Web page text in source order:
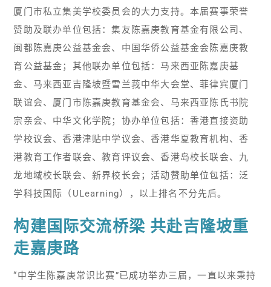
厦门市私立集美学校委员会的大力支持。本届赛事荣誉
赞助及联办单位包括：集友陈嘉庚教育基金有限公司、
闽都陈嘉庚公益基金会、中国华侨公益基金会陈嘉庚教
育公益基金；其他联办单位包括：马来西亚陈嘉庚基
金、马来西亚吉隆坡暨雪兰莪中华大会堂、菲律宾厦门
联谊会、厦门市陈嘉庚教育基金会、马来西亚陈氏书院
宗亲会、中华文化学院；协办单位包括：香港直接资助
学校议会、香港津贴中学议会、香港华夏教育机构、香
港教育工作者联会、教育评议会、香港岛校长联会、九
龙地域校长联会、新界校长会；活动赞助单位包括：泛
学科技国际（ULearning），以上排名不分先后。
构建国际交流桥梁 共赴吉隆坡重
走嘉庚路
“中学生陈嘉庚常识比赛”已成功举办三届，一直以来秉持